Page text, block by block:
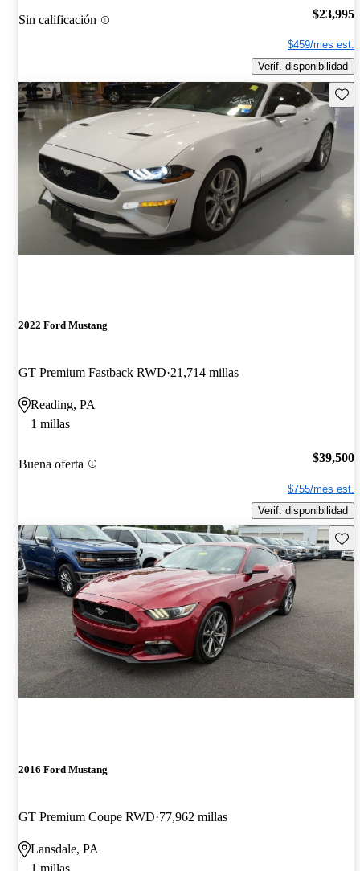
Sin calificación $23,995
$459/mes est.
Verif. disponibilidad
2022 Ford Mustang
GT Premium Fastback RWD 21,714 millas
Reading, PA
1 millas
Buena oferta $39,500
$755/mes est.
Verif. disponibilidad
2016 Ford Mustang
GT Premium Coupe RWD 77,962 millas
Lansdale, PA
1 millas